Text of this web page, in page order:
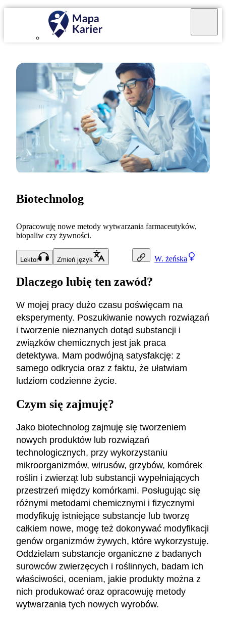
W. żeńska
Biotechnolog
Opracowuję nowe metody wytwarzania farmaceutyków,
biopaliw czy żywności.
Lektor Zmień język
Dlaczego lubię ten zawód?
W mojej pracy dużo czasu poświęcam na
eksperymenty. Poszukiwanie nowych rozwiązań
i tworzenie nieznanych dotąd substancji i
związków chemicznych jest jak praca
detektywa. Mam podwójną satysfakcję: z
samego odkrycia oraz z faktu, że ułatwiam
ludziom codzienne życie.
Czym się zajmuję?
Jako biotechnolog zajmuję się tworzeniem
nowych produktów lub rozwiązań
technologicznych, przy wykorzystaniu
mikroorganizmów, wirusów, grzybów, komórek
roślin i zwierząt lub substancji wypełniających
przestrzeń między komórkami. Posługując się
różnymi metodami chemicznymi i fizycznymi
modyfikuję istniejące substancje lub tworzę
całkiem nowe, mogę też dokonywać modyfikacji
genów organizmów żywych, które wykorzystuję.
Oddzielam substancje organiczne z badanych
surowców zwierzęcych i roślinnych, badam ich
właściwości, oceniam, jakie produkty można z
nich produkować oraz opracowuję metody
wytwarzania tych nowych wyrobów.